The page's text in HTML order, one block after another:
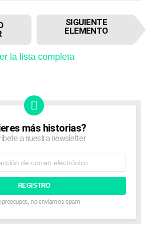
SIGUIENTE
ELEMENTO
la lista completa
más historias?
a nuestra newsletter
preocupes, no enviamos spam